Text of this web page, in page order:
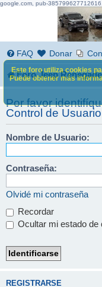
google.com, pub-
FAQ Donar
Foro Jeep Renegade
Por favor
Control de Usuario
Nombre de Usuario:
Contraseña:
Olvidé mi contraseña
Recordar
Ocultar mi estado de
REGISTRARSE
Este foro utiliza cookies
Puede obtener más